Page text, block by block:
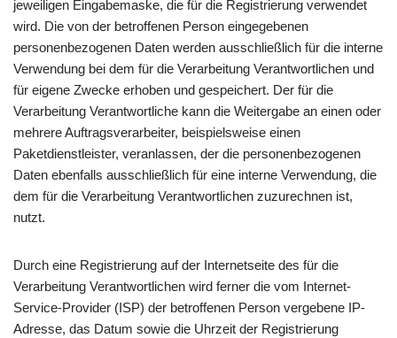
jeweiligen Eingabemaske, die für die Registrierung verwendet
wird. Die von der betroffenen Person eingegebenen
personenbezogenen Daten werden ausschließlich für die interne
Verwendung bei dem für die Verarbeitung Verantwortlichen und
für eigene Zwecke erhoben und gespeichert. Der für die
Verarbeitung Verantwortliche kann die Weitergabe an einen oder
mehrere Auftragsverarbeiter, beispielsweise einen
Paketdienstleister, veranlassen, der die personenbezogenen
Daten ebenfalls ausschließlich für eine interne Verwendung, die
dem für die Verarbeitung Verantwortlichen zuzurechnen ist,
nutzt.
Durch eine Registrierung auf der Internetseite des für die
Verarbeitung Verantwortlichen wird ferner die vom Internet-
Service-Provider (ISP) der betroffenen Person vergebene IP-
Adresse, das Datum sowie die Uhrzeit der Registrierung